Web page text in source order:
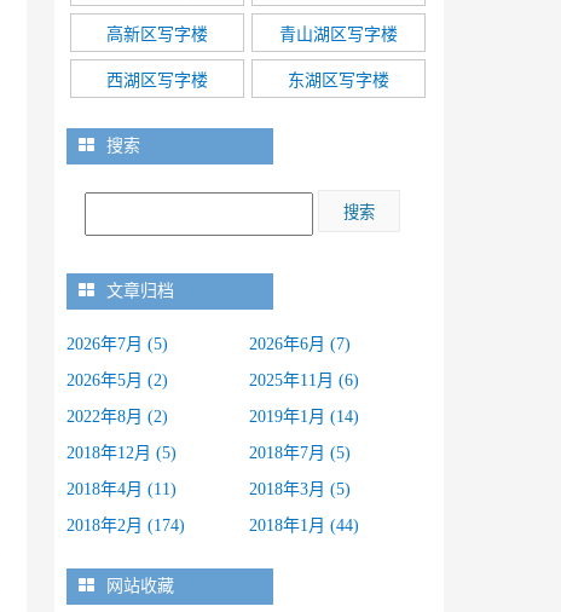
高新区写字楼 青山湖区写字楼
西湖区写字楼 东湖区写字楼
搜索
文章归档
2026年7月 (5)
2026年6月 (7)
2026年5月 (2)
2025年11月 (6)
2022年8月 (2)
2019年1月 (14)
2018年12月 (5)
2018年7月 (5)
2018年4月 (11)
2018年3月 (5)
2018年2月 (174)
2018年1月 (44)
网站收藏